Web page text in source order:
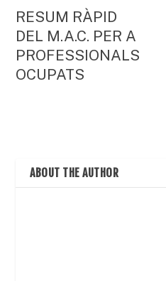
RESUM RÀPID
DEL M.A.C. PER A
PROFESSIONALS
OCUPATS
ABOUT THE AUTHOR